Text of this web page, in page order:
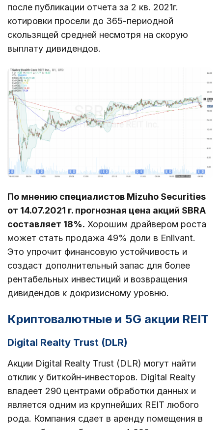
после публикации отчета за 2 кв. 2021г.
котировки просели до 365-периодной
скользящей средней несмотря на скорую
выплату дивидендов.
По мнению специалистов Mizuho Securities
от 14.07.2021 г. прогнозная цена акций SBRA
составляет 18%. Хорошим драйвером роста
может стать продажа 49% доли в Enlivant.
Это упрочит финансовую устойчивость и
создаст дополнительный запас для более
рентабельных инвестиций и возвращения
дивидендов к докризисному уровню.
Криптовалютные и 5G акции REIT
Digital Realty Trust (DLR)
Акции Digital Realty Trust (DLR) могут найти
отклик у биткойн-инвесторов. Digital Realty
владеет 290 центрами обработки данных и
является одним из крупнейших REIT любого
рода. Компания сдает в аренду помещения в